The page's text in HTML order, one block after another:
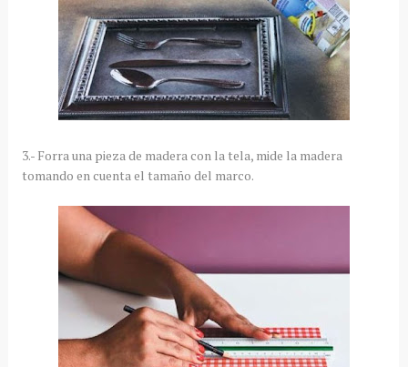
3.- Forra una pieza de madera con la tela, mide la madera
tomando en cuenta el tamaño del marco.